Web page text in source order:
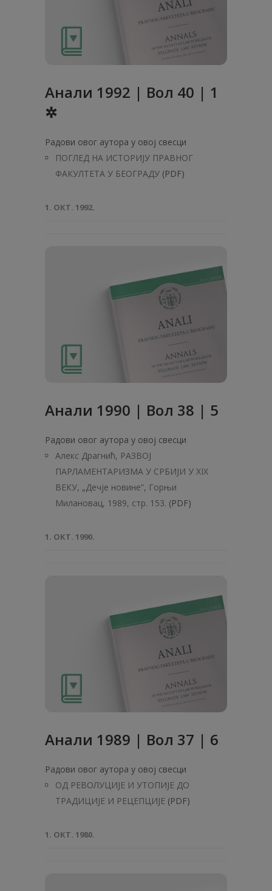
Анaли 1992 | Вол 40 | 1
✲
Радови овог аутора у овој свесци
ПОГЛЕД НА ИСТОРИЈУ ПРАВНОГ
ФАКУЛТЕТА У БЕОГРАДУ (PDF)
1. ОКТ. 1992.
Анaли 1990 | Вол 38 | 5
Радови овог аутора у овој свесци
Алекс Драгнић, РАЗВОЈ
ПАРЛАМЕНТАРИЗМА У СРБИЈИ У XIX
ВЕКУ, „Дечје новине”, Горњи
Милановац, 1989, стр. 153. (PDF)
1. ОКТ. 1990.
Анали 1989 | Вол 37 | 6
Радови овог аутора у овој свесци
ОД РЕВОЛУЦИЈЕ И УТОПИЈЕ ДО
ТРАДИЦИЈЕ И РЕЦЕПЦИЈЕ (PDF)
1. ОКТ. 1980.